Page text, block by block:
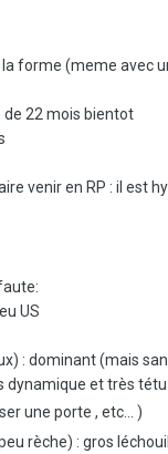
forme (meme avec
de 22 mois bientot
venir en RP : il est
US
: dominant (mais
dynamique et très
une porte , etc... )
rèche) : gros